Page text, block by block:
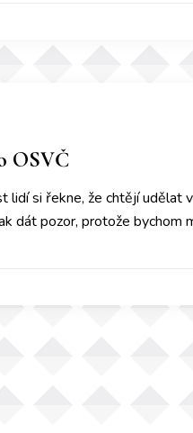
OSVČ
lidí si řekne, že chtějí udělat
dát pozor, protože bychom